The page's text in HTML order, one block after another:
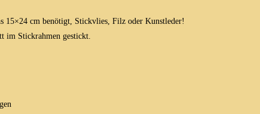
15×24 cm benötigt, Stickvlies, Filz oder Kunstleder!
im Stickrahmen gestickt.